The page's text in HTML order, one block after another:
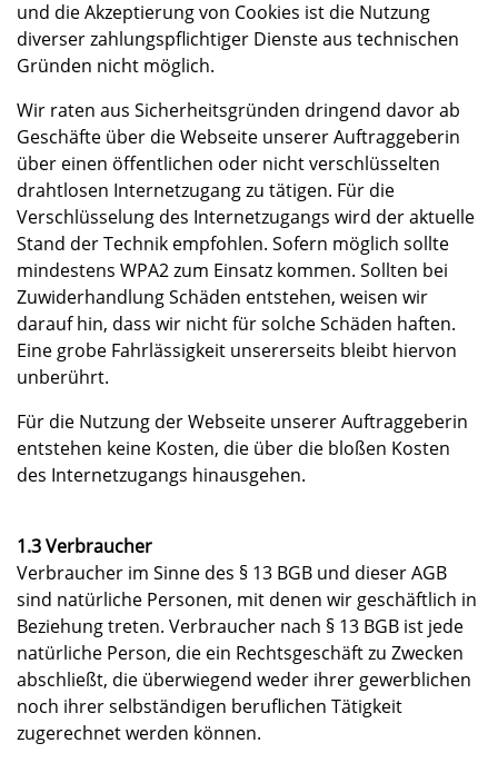
und die Akzeptierung von Cookies ist die Nutzung
diverser zahlungspflichtiger Dienste aus technischen
Gründen nicht möglich.
Wir raten aus Sicherheitsgründen dringend davor ab
Geschäfte über die Webseite unserer Auftraggeberin
über einen öffentlichen oder nicht verschlüsselten
drahtlosen Internetzugang zu tätigen. Für die
Verschlüsselung des Internetzugangs wird der aktuelle
Stand der Technik empfohlen. Sofern möglich sollte
mindestens WPA2 zum Einsatz kommen. Sollten bei
Zuwiderhandlung Schäden entstehen, weisen wir
darauf hin, dass wir nicht für solche Schäden haften.
Eine grobe Fahrlässigkeit unsererseits bleibt hiervon
unberührt.
Für die Nutzung der Webseite unserer Auftraggeberin
entstehen keine Kosten, die über die bloßen Kosten
des Internetzugangs hinausgehen.
1.3 Verbraucher
Verbraucher im Sinne des § 13 BGB und dieser AGB
sind natürliche Personen, mit denen wir geschäftlich in
Beziehung treten. Verbraucher nach § 13 BGB ist jede
natürliche Person, die ein Rechtsgeschäft zu Zwecken
abschließt, die überwiegend weder ihrer gewerblichen
noch ihrer selbständigen beruflichen Tätigkeit
zugerechnet werden können.